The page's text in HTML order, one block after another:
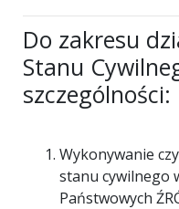
Do zakresu
Stanu
szczególności:
Wykonywanie
stanu cywilnego
Państwowych